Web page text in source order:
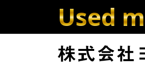
Used